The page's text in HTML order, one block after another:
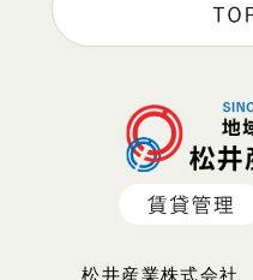
松井産業株式会社